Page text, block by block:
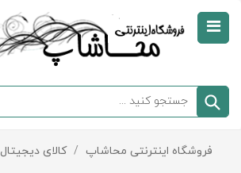
سبد
فروشگاه اینترنتی محاشاپ / کالای دیجیتال